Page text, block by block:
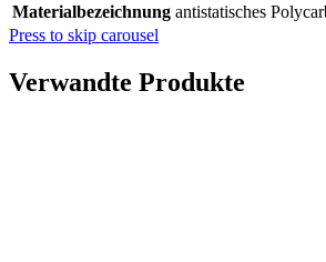
Materialbezeichnung antistatisches
Press to skip carousel
Verwandte Produkte